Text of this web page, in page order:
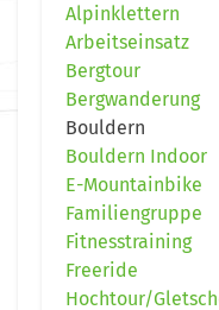
Alpinklettern
Arbeitseinsatz
Bergtour
Bergwanderung
Bouldern
Bouldern Indoor
E-Mountainbike
Familiengruppe
Fitnesstraining
Freeride
Hochtour/